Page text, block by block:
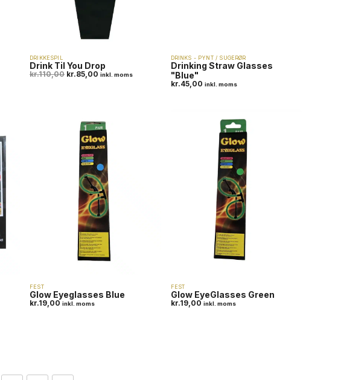
DRIKKESPIL
Drink Til You Drop
kr.110,00 kr.85,00 inkl. moms
DRINKS - PYNT / SUGERØR
Drinking Straw Glasses
"Blue"
kr.45,00 inkl. moms
FEST
Glow Eyeglasses Blue
kr.19,00 inkl. moms
FEST
Glow EyeGlasses Green
kr.19,00 inkl. moms